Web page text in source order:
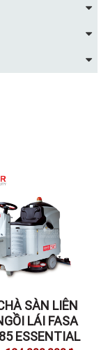
SÀN LIÊN
LÁI FASA
ESSENTIAL